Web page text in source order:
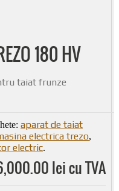
180 HV
taiat frunze
aparat de taiat
electrica trezo,
electric.
lei cu TVA